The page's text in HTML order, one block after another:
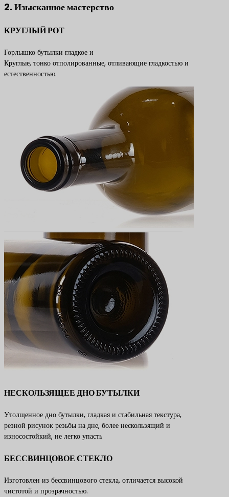
2. Изысканное мастерство
КРУГЛЫЙ РОТ
Горлышко бутылки гладкое и
Круглые, тонко отполированные, отливающие гладкостью и
естественностью.
НЕСКОЛЬЗЯЩЕЕ ДНО БУТЫЛКИ
Утолщенное дно бутылки, гладкая и стабильная текстура,
резной рисунок резьбы на дне, более нескользящий и
износостойкий, не легко упасть
БЕССВИНЦОВОЕ СТЕКЛО
Изготовлен из бессвинцового стекла, отличается высокой
чистотой и прозрачностью.